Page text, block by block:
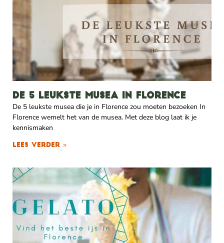
De 5 leukste musea in Florence
De 5 leukste musea die je in Florence zou moeten bezoeken In
Florence wemelt het van de musea. Met deze blog laat ik je
kennismaken
Lees verder »